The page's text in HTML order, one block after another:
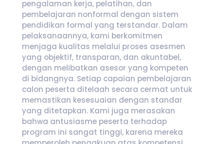
pengalaman kerja, pelatihan, dan
pembelajaran nonformal dengan sistem
pendidikan formal yang terstandar. Dalam
pelaksanaannya, kami berkomitmen
menjaga kualitas melalui proses asesmen
yang objektif, transparan, dan akuntabel,
dengan melibatkan asesor yang kompeten
di bidangnya. Setiap capaian pembelajaran
calon peserta ditelaah secara cermat untuk
memastikan kesesuaian dengan standar
yang ditetapkan. Kami juga merasakan
bahwa antusiasme peserta terhadap
program ini sangat tinggi, karena mereka